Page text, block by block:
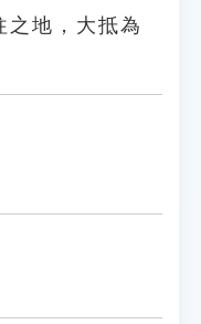
之地，大抵為